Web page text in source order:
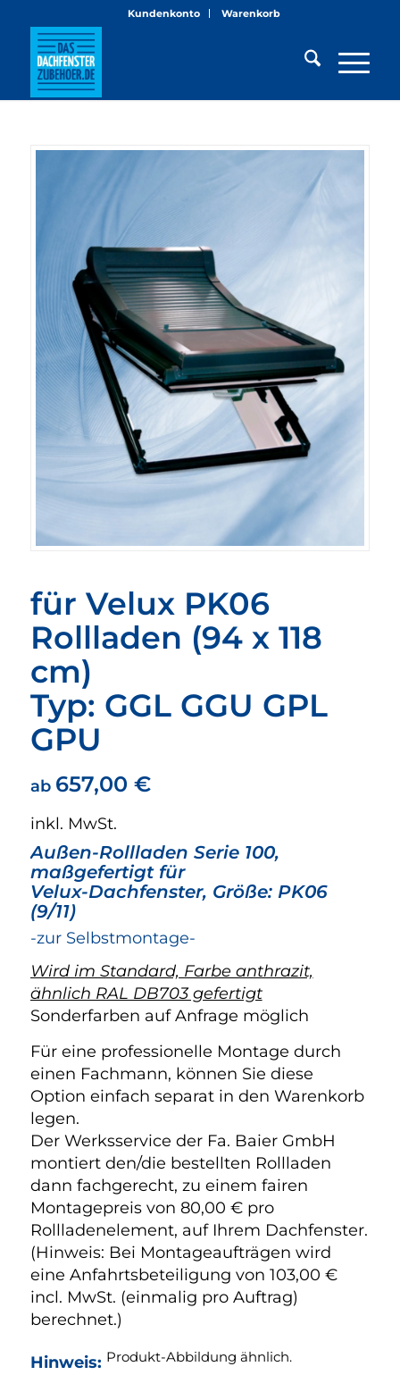
Kundenkonto Warenkorb
für Velux PK06
Rollladen (94 x 118
cm)
Typ: GGL GGU GPL
GPU
ab 657,00 €
inkl. MwSt.
Außen-Rollladen Serie 100,
maßgefertigt für
Velux-Dachfenster, Größe: PK06
(9/11)
-zur Selbstmontage-
Wird im Standard, Farbe anthrazit,
ähnlich RAL DB703 gefertigt
Sonderfarben auf Anfrage möglich
Für eine professionelle Montage durch
einen Fachmann, können Sie diese
Option einfach separat in den Warenkorb
legen.
Der Werksservice der Fa. Baier GmbH
montiert den/die bestellten Rollladen
dann fachgerecht, zu einem fairen
Montagepreis von 80,00 € pro
Rollladenelement, auf Ihrem Dachfenster.
(Hinweis: Bei Montageaufträgen wird
eine Anfahrtsbeteiligung von 103,00 €
incl. MwSt. (einmalig pro Auftrag)
berechnet.)
Hinweis: Produkt-Abbildung ähnlich.